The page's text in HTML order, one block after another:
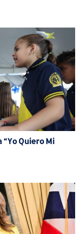
Quiero Mi